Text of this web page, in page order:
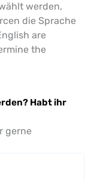
werden,
die Sprache
are
the
Habt ihr
gerne